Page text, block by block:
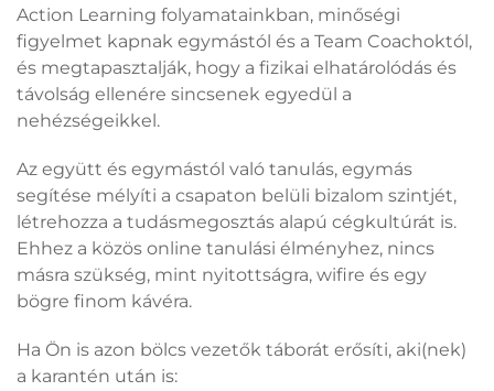
Action Learning folyamatainkban, minőségi
figyelmet kapnak egymástól és a Team Coachoktól,
és megtapasztalják, hogy a fizikai elhatárolódás és
távolság ellenére sincsenek egyedül a
nehézségeikkel.
Az együtt és egymástól való tanulás, egymás
segítése mélyíti a csapaton belüli bizalom szintjét,
létrehozza a tudásmegosztás alapú cégkultúrát is.
Ehhez a közös online tanulási élményhez, nincs
másra szükség, mint nyitottságra, wifire és egy
bögre finom kávéra.
Ha Ön is azon bölcs vezetők táborát erősíti, aki(nek)
a karantén után is: